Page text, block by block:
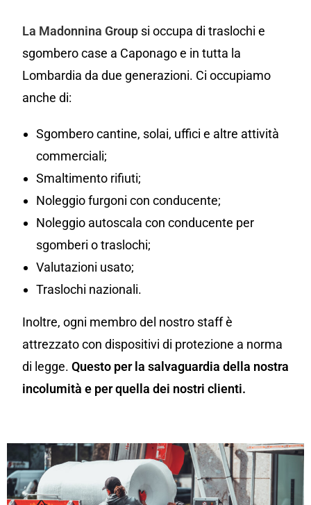
La Madonnina Group si occupa di traslochi e
sgombero case a Caponago e in tutta la
Lombardia da due generazioni. Ci occupiamo
anche di:
Sgombero cantine, solai, uffici e altre attività
commerciali;
Smaltimento rifiuti;
Noleggio furgoni con conducente;
Noleggio autoscala con conducente per
sgomberi o traslochi;
Valutazioni usato;
Traslochi nazionali.
Inoltre, ogni membro del nostro staff è
attrezzato con dispositivi di protezione a norma
di legge. Questo per la salvaguardia della nostra
incolumità e per quella dei nostri clienti.